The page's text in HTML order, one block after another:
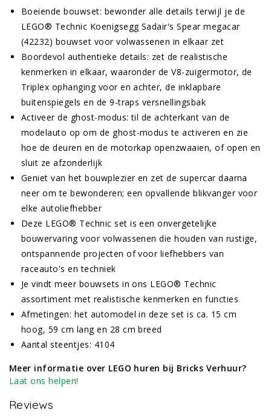
Boeiende bouwset: bewonder alle details terwijl je de
LEGO® Technic Koenigsegg Sadair's Spear megacar
(42232) bouwset voor volwassenen in elkaar zet
Boordevol authentieke details: zet de realistische
kenmerken in elkaar, waaronder de V8-zuigermotor, de
Triplex ophanging voor en achter, de inklapbare
buitenspiegels en de 9-traps versnellingsbak
Activeer de ghost-modus: til de achterkant van de
modelauto op om de ghost-modus te activeren en zie
hoe de deuren en de motorkap openzwaaien, of open en
sluit ze afzonderlijk
Geniet van het bouwplezier en zet de supercar daarna
neer om te bewonderen; een opvallende blikvanger voor
elke autoliefhebber
Deze LEGO® Technic set is een onvergetelijke
bouwervaring voor volwassenen die houden van rustige,
ontspannende projecten of voor liefhebbers van
raceauto's en techniek
Je vindt meer bouwsets in ons LEGO® Technic
assortiment met realistische kenmerken en functies
Afmetingen: het automodel in deze set is ca. 15 cm
hoog, 59 cm lang en 28 cm breed
Aantal steentjes: 4104
Meer informatie over LEGO huren bij Bricks Verhuur?
Laat ons helpen!
Reviews